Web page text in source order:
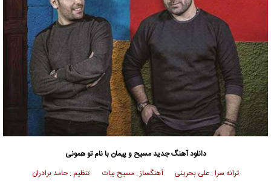
دانلود آهنگ جدیدمسیح و پیمان با نام تو همونی
ترانه سرا : علی بحرینی آهنگساز : مسیح بیات تنظیم : حامد برادران